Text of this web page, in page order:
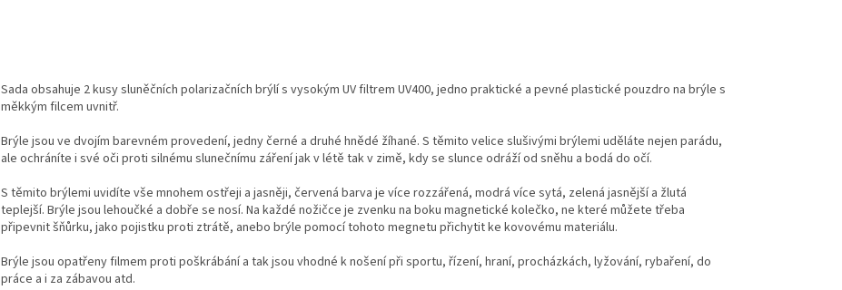
Sada obsahuje 2 kusy sluněčních polarizačních brýlí s vysokým UV filtrem UV400, jedno praktické a pevné plastické pouzdro na brýle s
měkkým filcem uvnitř.
Brýle jsou ve dvojím barevném provedení, jedny černé a druhé hnědé žíhané. S těmito velice slušivými brýlemi uděláte nejen parádu,
ale ochráníte i své oči proti silnému slunečnímu záření jak v létě tak v zimě, kdy se slunce odráží od sněhu a bodá do očí.
S těmito brýlemi uvidíte vše mnohem ostřeji a jasněji, červená barva je více rozzářená, modrá více sytá, zelená jasnější a žlutá
teplejší. Brýle jsou lehoučké a dobře se nosí. Na každé nožičce je zvenku na boku magnetické kolečko, ne které můžete třeba
připevnit šňůrku, jako pojistku proti ztrátě, anebo brýle pomocí tohoto megnetu přichytit ke kovovému materiálu.
Brýle jsou opatřeny filmem proti poškrábání a tak jsou vhodné k nošení při sportu, řízení, hraní, procházkách, lyžování, rybaření, do
práce a i za zábavou atd.